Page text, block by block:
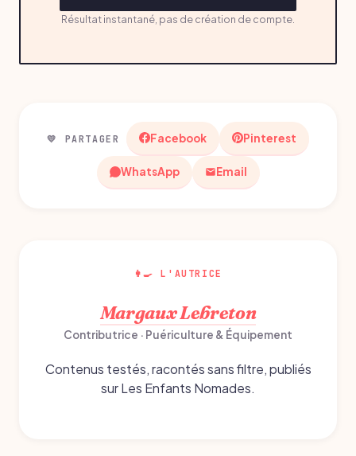
Résultat instantané, pas de création de compte.
💛 PARTAGER Facebook Pinterest
WhatsApp Email
👩‍🍳 L'AUTRICE
Margaux Lebreton
Contributrice · Puériculture & Équipement
Contenus testés, racontés sans filtre, publiés
sur Les Enfants Nomades.